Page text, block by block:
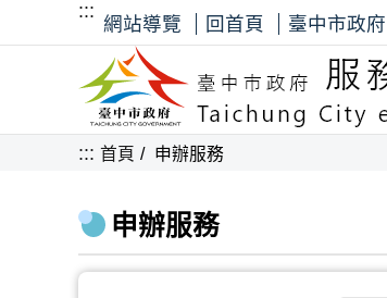
:::
網站導覽 回首頁 臺中市政府
::: 首頁 申辦服務
申辦服務